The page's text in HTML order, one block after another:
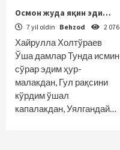
Осмон жуда яқин эди…
7 yil oldin Behzod 2 076
Хайрулла Холтўраев
Ўша дамлар Тунда исмин
сўрар эдим ҳур-
малакдан, Гул рақсини
кўрдим ўшал
капалакдан, Уялгандай…